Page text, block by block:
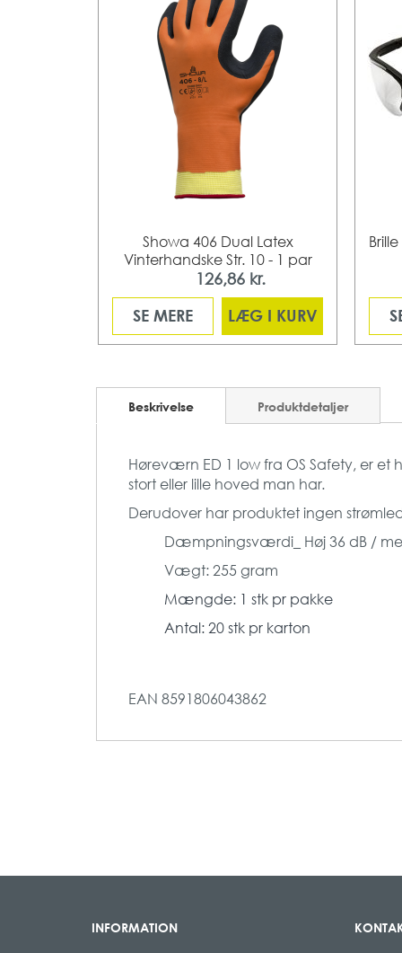
Showa 406 Dual Latex
Vinterhandske Str. 10 - 1 par
126,86 kr.
SE MERE
LÆG I KURV
Beskrivelse
Høreværn ED 1 low fra OS Safety, er
stort eller lille hoved man har.
Derudover har produktet ingen
Dæmpningsværdi_ Høj 36 dB /
Vægt: 255 gram
Mængde: 1 stk pr pakke
Antal: 20 stk pr karton
EAN 8591806043862
Produktdetaljer
INFORMATION